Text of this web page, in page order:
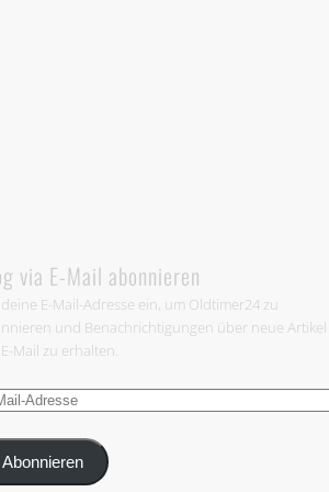
via E-Mail abonnieren
E-Mail-Adresse ein, um Oldtimer24 zu
und Benachrichtigungen über neue Artikel
Mail zu erhalten.
Abonnieren